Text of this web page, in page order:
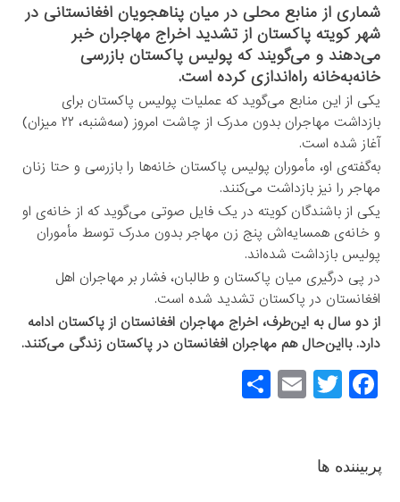
پربیننده ها
شماری از منابع محلی در میان پناهجویان افغانستانی در
شهر کویته پاکستان از تشدید اخراج مهاجران خبر
‏می‌دهند و می‌گویند که پولیس پاکستان بازرسی
خانه‌به‌خانه‌ راه‌اندازی کرده‌ است.‏
یکی از این منابع می‌گوید که عملیات ‏پولیس پاکستان برای
بازداشت مهاجران بدون مدرک از چاشت امروز (سه‌شنبه، ‌‏۲۲ میزان)
آغاز شده است.‏
به‌گفته‌ی او، مأموران پولیس پاکستان خانه‌ها را بازرسی و حتا زنان
مهاجر را ‏نیز بازداشت می‌کنند.‏
یکی از باشندگان کویته در یک فایل صوتی می‌گوید که از خانه‌ی او
و خانه‌ی ‏همسایه‌اش پنج زن مهاجر بدون مدرک توسط مأموران
پولیس بازداشت شده‌اند.‏
در پی درگیری میان پاکستان و طالبان، فشار بر مهاجران اهل
افغانستان در ‏پاکستان تشدید شده است.‏
از دو سال به این‌طرف، اخراج مهاجران افغانستان از پاکستان ادامه
دارد. بااین‌حال هم مهاجران افغانستان در پاکستان زندگی می‌کنند.‏
F
a
e
T
wi
E
m